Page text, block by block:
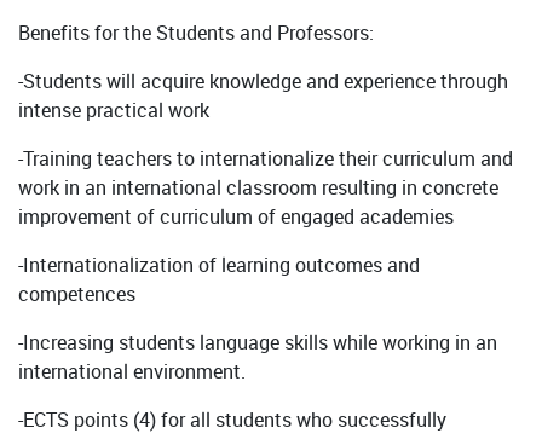
Benefits for the Students and Professors:
-Students will acquire knowledge and experience through
intense practical work
-Training teachers to internationalize their curriculum and
work in an international classroom resulting in concrete
improvement of curriculum of engaged academies
-Internationalization of learning outcomes and
competences
-Increasing students language skills while working in an
international environment.
-ECTS points (4) for all students who successfully